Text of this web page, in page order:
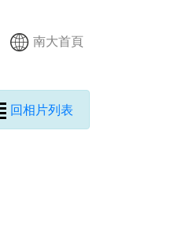
南大首頁
回相片列表